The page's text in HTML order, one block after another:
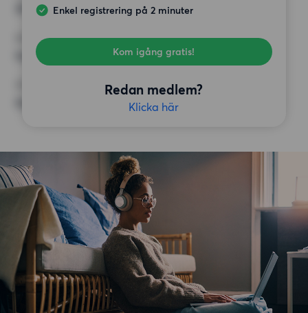
Enkel registrering på 2 minuter
Kom igång gratis!
Redan medlem?
Klicka här
30 000 kr
Inga speciella krav
ÖVRIGA PREFERENSER
Inga speciella preferenser